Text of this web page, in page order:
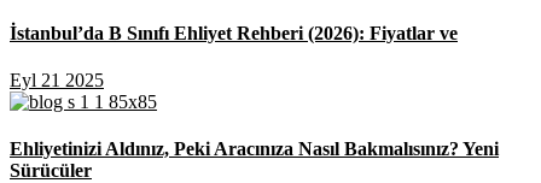
İstanbul’da B Sınıfı Ehliyet Rehberi (2026): Fiyatlar ve
Eyl 21 2025
Ehliyetinizi Aldınız, Peki Aracınıza Nasıl Bakmalısınız? Yeni
Sürücüler